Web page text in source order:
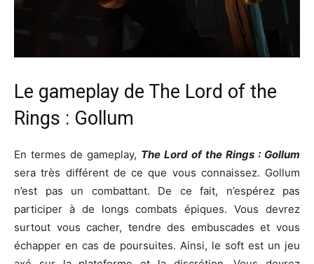
Le gameplay de The Lord of the
Rings : Gollum
En termes de gameplay, The Lord of the Rings : Gollum
sera très différent de ce que vous connaissez. Gollum
n’est pas un combattant. De ce fait, n’espérez pas
participer à de longs combats épiques. Vous devrez
surtout vous cacher, tendre des embuscades et vous
échapper en cas de poursuites. Ainsi, le soft est un jeu